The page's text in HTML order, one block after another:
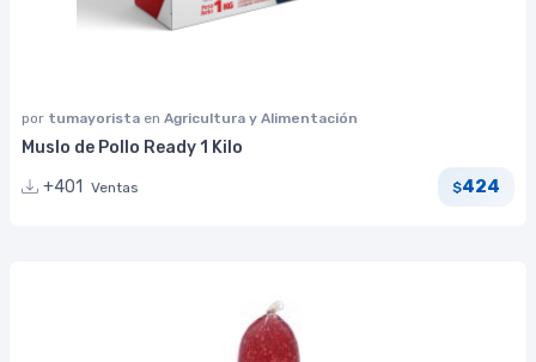
por tumayorista en Agricultura y Alimentación
Muslo de Pollo Ready 1 Kilo
+401
Ventas $424